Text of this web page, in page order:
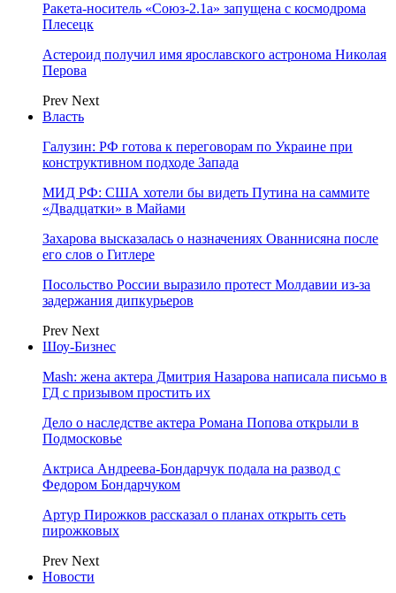
Ракета-носитель «Союз-2.1а» запущена с космодрома
Плесецк
Астероид получил имя ярославского астронома Николая
Перова
Prev Next
Власть
Галузин: РФ готова к переговорам по Украине при
конструктивном подходе Запада
МИД РФ: США хотели бы видеть Путина на саммите
«Двадцатки» в Майами
Захарова высказалась о назначениях Ованнисяна после
его слов о Гитлере
Посольство России выразило протест Молдавии из-за
задержания дипкурьеров
Prev Next
Шоу-Бизнес
Mash: жена актера Дмитрия Назарова написала письмо в
ГД с призывом простить их
Дело о наследстве актера Романа Попова открыли в
Подмосковье
Актриса Андреева-Бондарчук подала на развод с
Федором Бондарчуком
Артур Пирожков рассказал о планах открыть сеть
пирожковых
Prev Next
Новости